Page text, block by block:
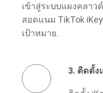
เข้าสู่ระบบแผงคลา
สอดแนม TikTok
เป้าหมาย.
3. ติดตั้ง